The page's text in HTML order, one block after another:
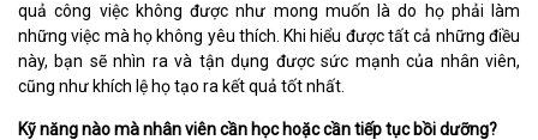
quả công việc không được như mong muốn là do họ phải làm
những việc mà họ không yêu thích. Khi hiểu được tất cả những điều
này, bạn sẽ nhìn ra và tận dụng được sức mạnh của nhân viên,
cũng như khích lệ họ tạo ra kết quả tốt nhất.
Kỹ năng nào mà nhân viên cần học hoặc cần tiếp tục bồi dưỡng?